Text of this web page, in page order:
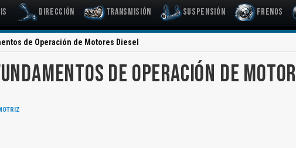
Dirección Transmisión Suspensión Frenos
de Operación de Motores Diesel
DE OPERACIÓN DE